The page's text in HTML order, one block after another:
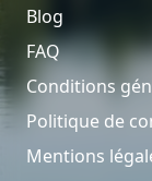
Blog
FAQ
Conditions
Politique de
Mentions